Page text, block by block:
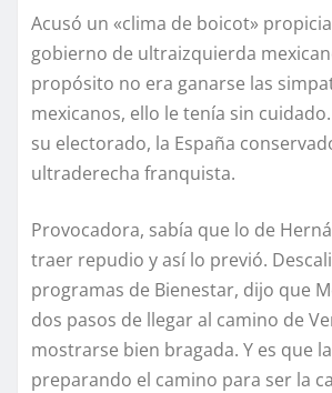
Acusó un «clima de boicot»
gobierno de ultraizquierda
propósito no era ganarse las
mexicanos, ello le tenía sin
su electorado, la España
ultraderecha franquista.
Provocadora, sabía que lo de
traer repudio y así lo previó.
programas de Bienestar, dijo que
dos pasos de llegar al camino de
mostrarse bien bragada. Y es que
preparando el camino para ser la